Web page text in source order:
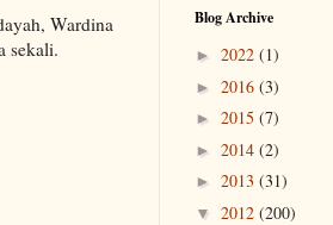
Wardina
sekali.
Blog Archive
► 2022 (1)
► 2016 (3)
► 2015 (7)
► 2014 (2)
► 2013 (31)
▼ 2012 (200)